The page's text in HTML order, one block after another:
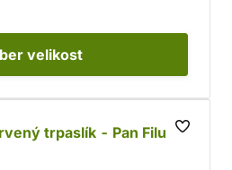
velikost
trpaslík - Pan Filuta